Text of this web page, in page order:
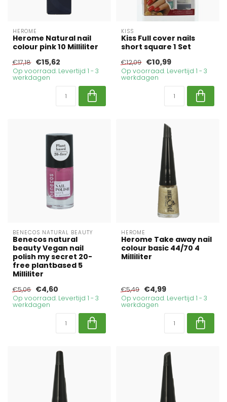
HEROME
Herome Natural nail
colour pink 10 Milliliter
€17,18 €15,62
Op voorraad. Levertijd 1 - 3
werkdagen
KISS
Kiss Full cover nails
short square 1 Set
€12,09 €10,99
Op voorraad. Levertijd 1 - 3
werkdagen
BENECOS NATURAL BEAUTY
Benecos natural
beauty Vegan nail
polish my secret 20-
free plantbased 5
Milliliter
€5,06 €4,60
Op voorraad. Levertijd 1 - 3
werkdagen
HEROME
Herome Take away nail
colour basic 44/70 4
Milliliter
€5,49 €4,99
Op voorraad. Levertijd 1 - 3
werkdagen